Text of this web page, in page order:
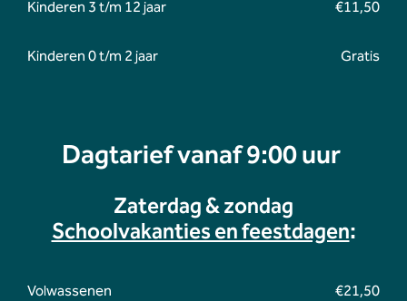
Kinderen 3 t/m 12 jaar €11,50
Kinderen 0 t/m 2 jaar Gratis
Dagtarief vanaf 9:00 uur
Zaterdag & zondag
Schoolvakanties en feestdagen:
Volwassenen €21,50